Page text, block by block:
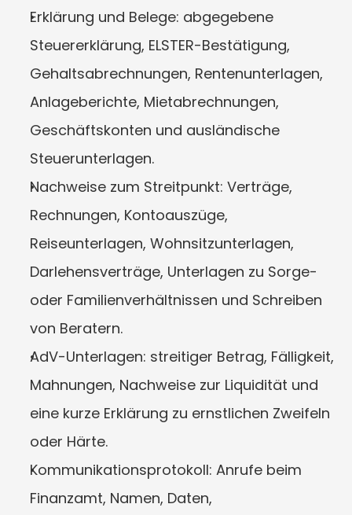
Erklärung und Belege: abgegebene
Steuererklärung, ELSTER-Bestätigung,
Gehaltsabrechnungen, Rentenunterlagen,
Anlageberichte, Mietabrechnungen,
Geschäftskonten und ausländische
Steuerunterlagen.
Nachweise zum Streitpunkt: Verträge,
Rechnungen, Kontoauszüge,
Reiseunterlagen, Wohnsitzunterlagen,
Darlehensverträge, Unterlagen zu Sorge-
oder Familienverhältnissen und Schreiben
von Beratern.
AdV-Unterlagen: streitiger Betrag, Fälligkeit,
Mahnungen, Nachweise zur Liquidität und
eine kurze Erklärung zu ernstlichen Zweifeln
oder Härte.
Kommunikationsprotokoll: Anrufe beim
Finanzamt, Namen, Daten,